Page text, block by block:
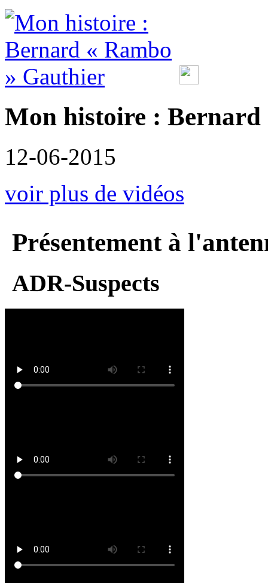
Mon histoire : Bernard
12-06-2015
voir plus de vidéos
Présentement à
ADR-Suspects